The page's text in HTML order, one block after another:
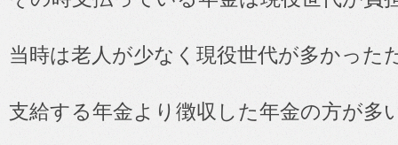
当時は老人が少なく現役世代が多かった
支給する年金より徴収した年金の方が多